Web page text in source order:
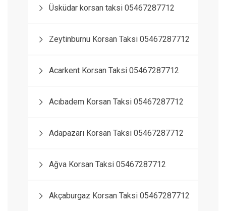
Üsküdar korsan taksi 05467287712
Zeytinburnu Korsan Taksi 05467287712
Acarkent Korsan Taksi 05467287712
Acıbadem Korsan Taksi 05467287712
Adapazarı Korsan Taksi 05467287712
Ağva Korsan Taksi 05467287712
Akçaburgaz Korsan Taksi 05467287712